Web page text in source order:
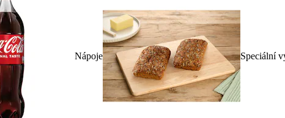
Nápoje Speciální